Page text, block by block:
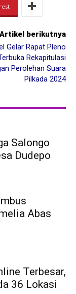
Artikel berikutnya
Gelar Rapat Pleno
Rekapitulasi
Perolehan Suara
Pilkada 2024
Salongo
Dudepo
Abas
Terbesar,
36 Lokasi